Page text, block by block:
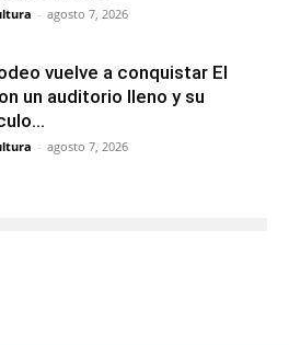
- agosto 7, 2026
vuelve a conquistar El
un auditorio lleno y su
- agosto 7, 2026